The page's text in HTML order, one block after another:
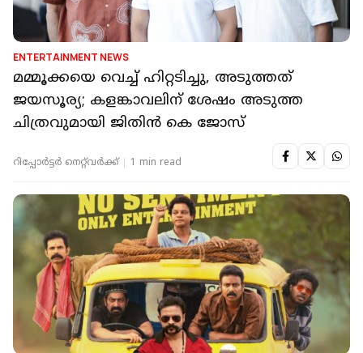
ENTERTAINMENT NEWS
മമ്മൂക്കയെ വെച്ച് ഹിറ്റടിച്ചു, അടുത്തത്
ജയസൂര്യ; കളങ്കാവലിന് ശേഷം അടുത്ത
ചിത്രവുമായി ജിതിൻ കെ ജോസ്
റിപ്പോർട്ടർ നെറ്റ്‌വര്‍ക്ക്‌ 1 min read